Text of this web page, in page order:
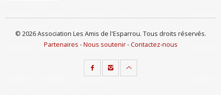
© 2026 Association Les Amis de l'Esparrou. Tous droits réservés.
Partenaires -Nous soutenir-Contactez-nous